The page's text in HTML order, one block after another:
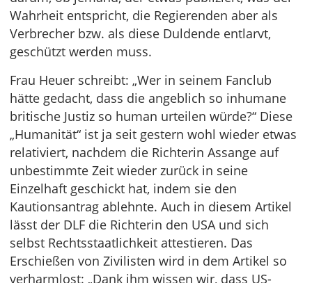
Wahrheit entspricht, die Regierenden aber als
Verbrecher bzw. als diese Duldende entlarvt,
geschützt werden muss.
Frau Heuer schreibt: „Wer in seinem Fanclub
hätte gedacht, dass die angeblich so inhumane
britische Justiz so human urteilen würde?“ Diese
„Humanität“ ist ja seit gestern wohl wieder etwas
relativiert, nachdem die Richterin Assange auf
unbestimmte Zeit wieder zurück in seine
Einzelhaft geschickt hat, indem sie den
Kautionsantrag ablehnte. Auch in diesem Artikel
lässt der DLF die Richterin den USA und sich
selbst Rechtsstaatlichkeit attestieren. Das
Erschießen von Zivilisten wird in dem Artikel so
verharmlost: „Dank ihm wissen wir, dass US-